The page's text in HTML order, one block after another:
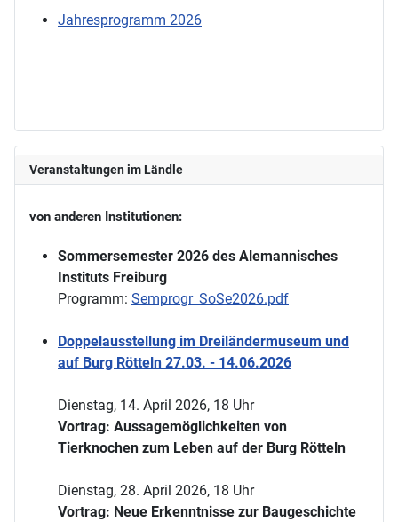
Jahresprogramm 2026
Veranstaltungen im Ländle
von anderen Institutionen:
Sommersemester 2026 des Alemannisches
Instituts Freiburg
Programm: Semprogr_SoSe2026.pdf
Doppelausstellung im Dreiländermuseum und
auf Burg Rötteln 27.03. - 14.06.2026
Dienstag, 14. April 2026, 18 Uhr
Vortrag: Aussagemöglichkeiten von
Tierknochen zum Leben auf der Burg Rötteln
Dienstag, 28. April 2026, 18 Uhr
Vortrag: Neue Erkenntnisse zur Baugeschichte